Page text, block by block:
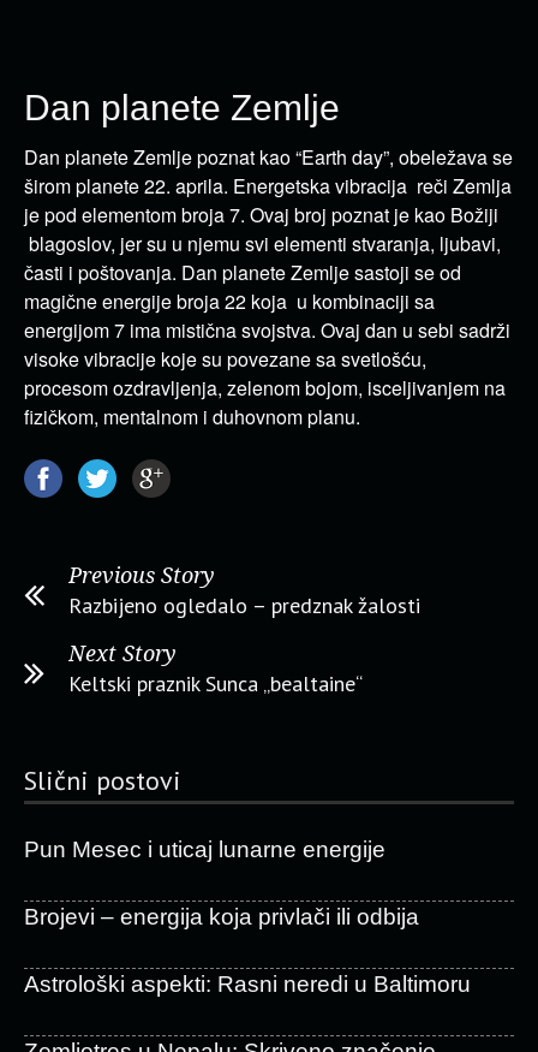
Dan planete Zemlje
Dan planete Zemlje poznat kao “Earth day”, obeležava se
širom planete 22. aprila. Energetska vibracija reči Zemlja
je pod elementom broja 7. Ovaj broj poznat je kao Božiji
blagoslov, jer su u njemu svi elementi stvaranja, ljubavi,
časti i poštovanja. Dan planete Zemlje sastoji se od
magične energije broja 22 koja u kombinaciji sa
energijom 7 ima mistična svojstva. Ovaj dan u sebi sadrži
visoke vibracije koje su povezane sa svetlošću,
procesom ozdravljenja, zelenom bojom, isceljivanjem na
fizičkom, mentalnom i duhovnom planu.
Previous Story
Razbijeno ogledalo – predznak žalosti
Next Story
Keltski praznik Sunca „bealtaine“
Slični postovi
Pun Mesec i uticaj lunarne energije
Brojevi – energija koja privlači ili odbija
Astrološki aspekti: Rasni neredi u Baltimoru